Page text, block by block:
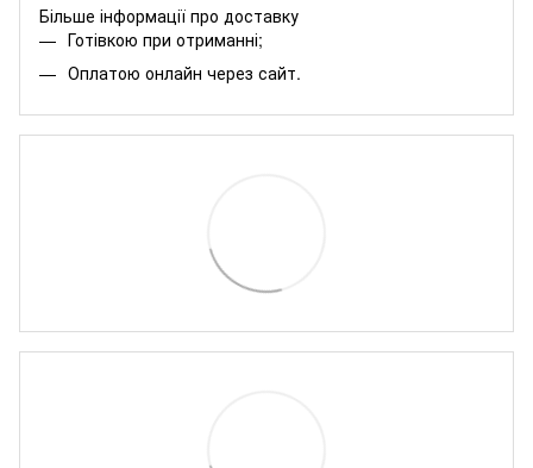
Більше інформації про доставку
Готівкою при отриманні;
Оплатою онлайн через сайт.